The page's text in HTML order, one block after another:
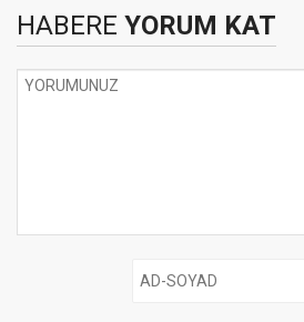
HABERE YORUM KAT